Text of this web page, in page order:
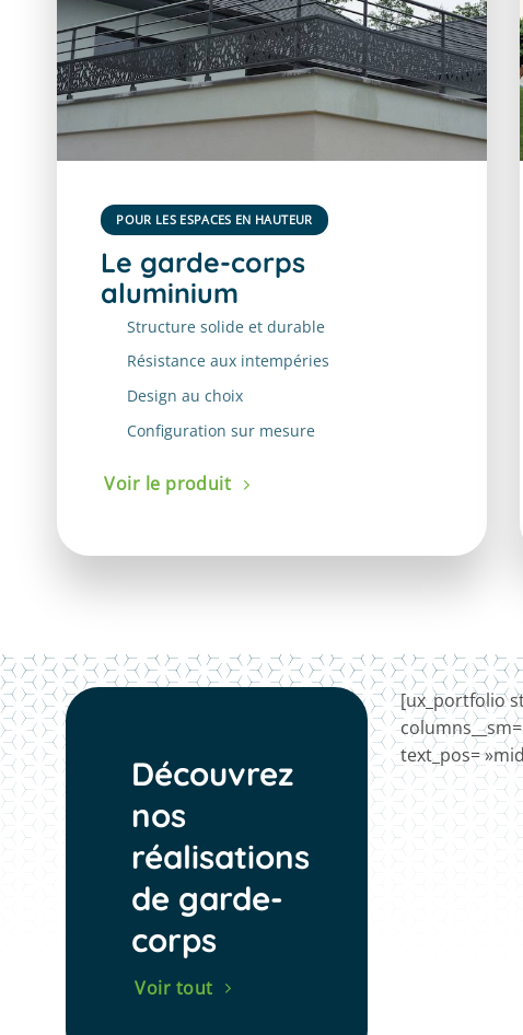
POUR LES ESPACES EN HAUTEUR
Le garde-corps
aluminium
Structure solide et durable
Résistance aux intempéries
Design au choix
Configuration sur mesure
Voir le produit
Découvrez
nos
réalisations
de garde-
corps
Voir tout
[ux_portfolio
text_pos=